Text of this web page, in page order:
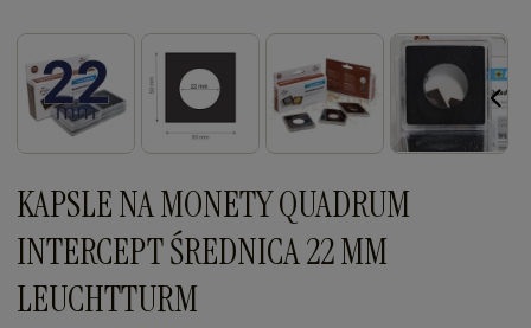
KAPSLE NA MONETY QUADRUM
INTERCEPT ŚREDNICA 22 MM
LEUCHTTURM